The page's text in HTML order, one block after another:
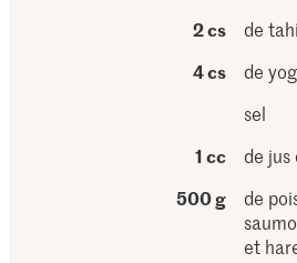
2 cs
de
4 cs
de
sel
1 cc
de
500 g
de
et